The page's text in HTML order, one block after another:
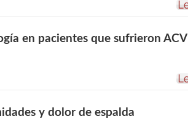
en pacientes que sufrieron ACV
y dolor de espalda